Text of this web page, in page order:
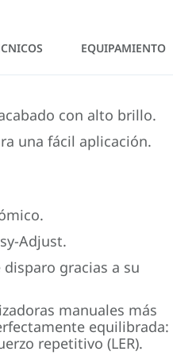
EQUIPAMIENTO
con alto brillo.
una fácil aplicación.
Adjust.
gracias a su
manuales más
equilibrada:
repetitivo (LER).